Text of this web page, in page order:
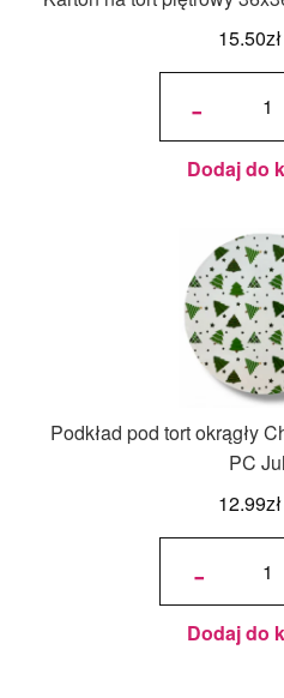
15.50zł
-
ilość Karton
36x36x45/30
cm Biały - 1
szt.
Dodaj do
Podkład pod tort okrągły
PC
12.99zł
-
ilość
okrągły
Choinki
Ø 30
cm, h 1
cm - PC
Dodaj do